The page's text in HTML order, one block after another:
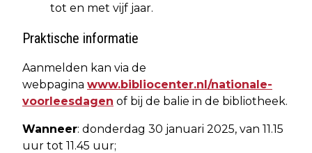
tot en met vijf jaar.
Praktische informatie
Aanmelden kan via de
webpagina www.bibliocenter.nl/nationale-
voorleesdagen of bij de balie in de bibliotheek.
Wanneer: donderdag 30 januari 2025, van 11.15
uur tot 11.45 uur;